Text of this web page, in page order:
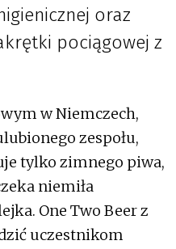
oraz
pociągowej z
w Niemczech,
zespołu,
tylko zimnego piwa,
niemiła
One Two Beer z
uczestnikom